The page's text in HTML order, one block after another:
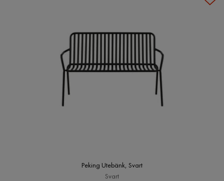
Peking Utebänk, Svart
Svart